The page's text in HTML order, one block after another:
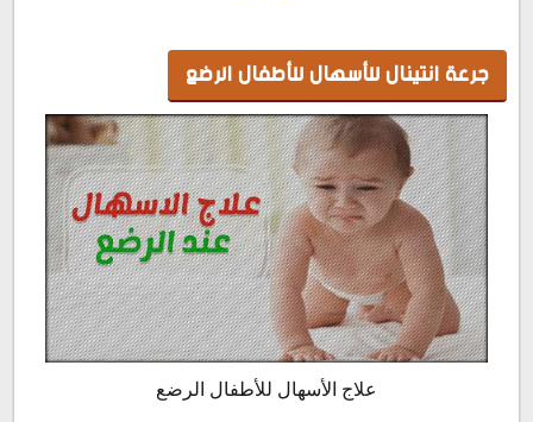
جرعة انتينال للأسهال للأطفال الرضع
علاج الأسهال للأطفال الرضع